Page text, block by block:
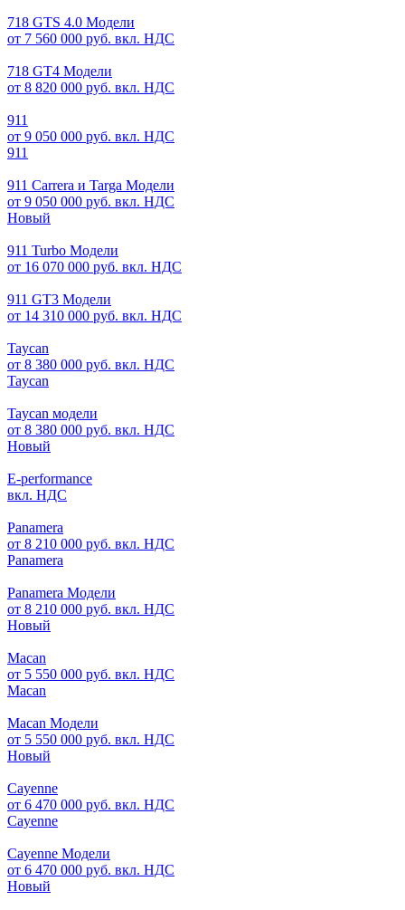
718 GTS 4.0 Модели
от 7 560 000 руб. вкл. НДС
718 GT4 Модели
от 8 820 000 руб. вкл. НДС
911
от 9 050 000 руб. вкл. НДС
911
911 Carrera и Targa Модели
от 9 050 000 руб. вкл. НДС
Новый
911 Turbo Модели
от 16 070 000 руб. вкл. НДС
911 GT3 Модели
от 14 310 000 руб. вкл. НДС
Taycan
от 8 380 000 руб. вкл. НДС
Taycan
Taycan модели
от 8 380 000 руб. вкл. НДС
Новый
E-performance
вкл. НДС
Panamera
от 8 210 000 руб. вкл. НДС
Panamera
Panamera Модели
от 8 210 000 руб. вкл. НДС
Новый
Macan
от 5 550 000 руб. вкл. НДС
Macan
Macan Модели
от 5 550 000 руб. вкл. НДС
Новый
Cayenne
от 6 470 000 руб. вкл. НДС
Cayenne
Cayenne Модели
от 6 470 000 руб. вкл. НДС
Новый